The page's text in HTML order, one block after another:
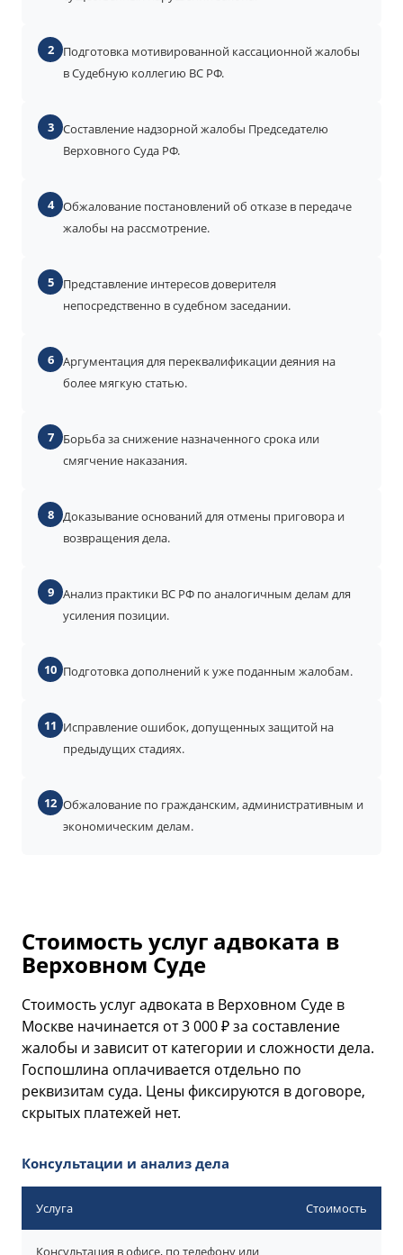
2
Подготовка мотивированной кассационной жалобы
в Судебную коллегию ВС РФ.
3 Составление надзорной жалобы Председателю
Верховного Суда РФ.
4 Обжалование постановлений об отказе в передаче
жалобы на рассмотрение.
5
Представление интересов доверителя
непосредственно в судебном заседании.
6 Аргументация для переквалификации деяния на
более мягкую статью.
7
Борьба за снижение назначенного срока или
смягчение наказания.
8 Доказывание оснований для отмены приговора и
возвращения дела.
9 Анализ практики ВС РФ по аналогичным делам для
усиления позиции.
10 Подготовка дополнений к уже поданным жалобам.
11 Исправление ошибок, допущенных защитой на
предыдущих стадиях.
12 Обжалование по гражданским, административным и
экономическим делам.
Стоимость услуг адвоката в
Верховном Суде
Стоимость услуг адвоката в Верховном Суде в
Москве начинается от 3 000 ₽ за составление
жалобы и зависит от категории и сложности дела.
Госпошлина оплачивается отдельно по
реквизитам суда. Цены фиксируются в договоре,
скрытых платежей нет.
Консультации и анализ дела
Услуга Стоимость